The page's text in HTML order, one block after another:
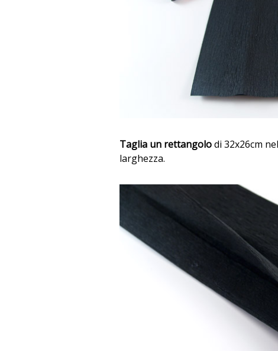
Taglia un rettangolodi 32x26cm
larghezza.